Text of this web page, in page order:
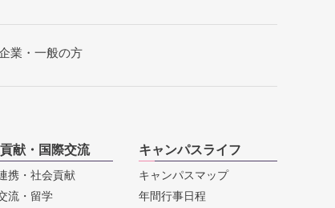
業・一般の方
献・国際交流
携・社会貢献
流・留学
キャンパスライフ
キャンパスマップ
年間行事日程